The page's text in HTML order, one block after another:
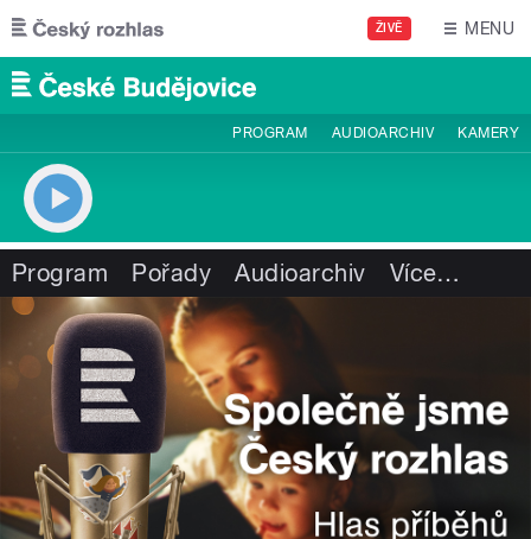
Přejít k hlavnímu obsahu
ŽIVĚ MENU
PROGRAM AUDIOARCHIV KAMERY
Program Pořady Audioarchiv Více…